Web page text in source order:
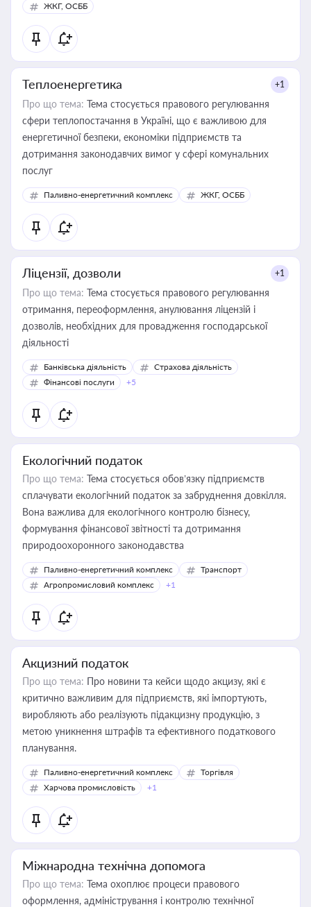
ЖКГ, ОСББ
Теплоенергетика +1
Про що тема: Тема стосується правового регулювання
сфери теплопостачання в Україні, що є важливою для
енергетичної безпеки, економіки підприємств та
дотримання законодавчих вимог у сфері комунальних
послуг
Паливно-енергетичний комплекс ЖКГ, ОСББ
Ліцензії, дозволи +1
Про що тема: Тема стосується правового регулювання
отримання, переоформлення, анулювання ліцензій і
дозволів, необхідних для провадження господарської
діяльності
Банківська діяльність
Страхова діяльність
Фінансові послуги
+5
Екологічний податок
Про що тема: Тема стосується обов’язку підприємств
сплачувати екологічний податок за забруднення довкілля.
Вона важлива для екологічного контролю бізнесу,
формування фінансової звітності та дотримання
природоохоронного законодавства
Паливно-енергетичний комплекс
Транспорт
Агропромисловий комплекс
+1
Акцизний податок
Про що тема: Про новини та кейси щодо акцизу, які є
критично важливим для підприємств, які імпортують,
виробляють або реалізують підакцизну продукцію, з
метою уникнення штрафів та ефективного податкового
планування.
Паливно-енергетичний комплекс
Торгівля
Харчова промисловість
+1
Міжнародна технічна допомога
Про що тема: Тема охоплює процеси правового
оформлення, адміністрування і контролю технічної